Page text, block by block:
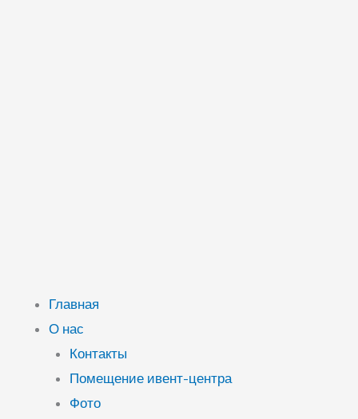
Главная
О нас
Контакты
Помещение ивент-центра
Фото